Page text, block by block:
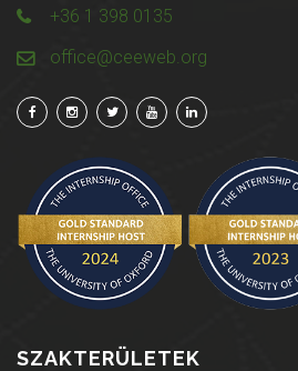
+36 1 398 0135
office@ceeweb.org
SZAKTERÜLETEK